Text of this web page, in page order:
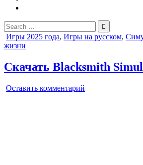
Search
for:
Posted
in
Игры 2025 года, Игры на русском,
жизни
Скачать Blacksmith
Оставить комментарий